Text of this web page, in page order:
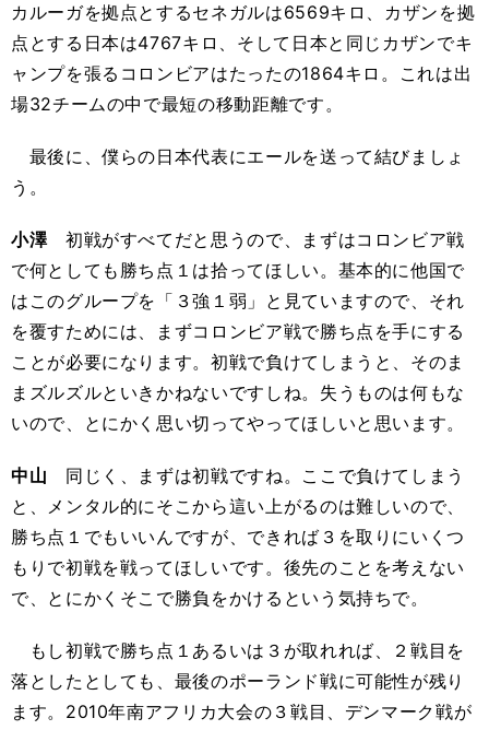
カルーガを拠点とするセネガルは6569キロ、カザンを拠
点とする日本は4767キロ、そして日本と同じカザンでキ
ャンプを張るコロンビアはたったの1864キロ。これは出
場32チームの中で最短の移動距離です。
最後に、僕らの日本代表にエールを送って結びましょ
う。
小澤初戦がすべてだと思うので、まずはコロンビア戦
で何としても勝ち点１は拾ってほしい。基本的に他国で
はこのグループを「３強１弱」と見ていますので、それ
を覆すためには、まずコロンビア戦で勝ち点を手にする
ことが必要になります。初戦で負けてしまうと、そのま
まズルズルといきかねないですしね。失うものは何もな
いので、とにかく思い切ってやってほしいと思います。
中山 同じく、まずは初戦ですね。ここで負けてしまう
と、メンタル的にそこから這い上がるのは難しいので、
勝ち点１でもいいんですが、できれば３を取りにいくつ
もりで初戦を戦ってほしいです。後先のことを考えない
で、とにかくそこで勝負をかけるという気持ちで。
もし初戦で勝ち点１あるいは３が取れれば、２戦目を
落としたとしても、最後のポーランド戦に可能性が残り
ます。2010年南アフリカ大会の３戦目、デンマーク戦が